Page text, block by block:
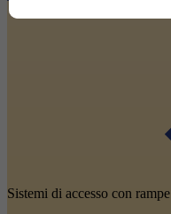
Sistemi di accesso con rampe